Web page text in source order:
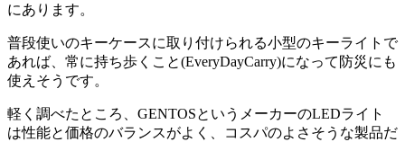
にあります。
普段使いのキーケースに取り付けられる小型のキーライトで
あれば、常に持ち歩くこと(EveryDayCarry)になって防災にも
使えそうです。
軽く調べたところ、GENTOSというメーカーのLEDライト
は性能と価格のバランスがよく、コスパのよさそうな製品だ